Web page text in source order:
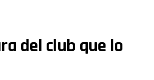
del club que lo